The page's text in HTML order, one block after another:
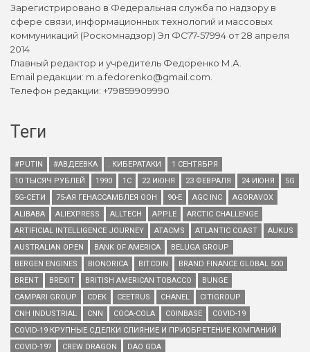
Зарегистрировано в Федеральная служба по надзору в
сфере связи, информационных технологий и массовых
коммуникаций (Роскомнадзор) Эл ФС77-57994 от 28 апреля
2014
Главный редактор и учредитель Федоренко М.А.
Email редакции: m.a.fedorenko@gmail.com.
Телефон редакции: +79859909990
Теги
#PUTIN #АВДЕЕВКА . КИБЕРАТАКИ
1 СЕНТЯБРЯ
10 ТЫСЯЧ РУБЛЕЙ
1990 1С 22 ИЮНЯ 23 ФЕВРАЛЯ 24 ИЮНЯ
5G
5G-СЕТИ
75-АЯ ГЕНАССАМБЛЕЯ ООН 90-Е AGC INC
AGORAVOX
ALIBABA
ALIEXPRESS ALLTECH APPLE
ARCTIC CHALLENGE
ARTIFICIAL INTELLIGENCE JOURNEY
ATACMS ATLANTIC COAST
AUKUS
AUSTRALIAN OPEN
BANK OF AMERICA
BELUGA GROUP
BERGEN ENGINES
BIONORICA BITCOIN
BRAND FINANCE GLOBAL 500
BRENT
BREXIT BRITISH AMERICAN TOBACCO
BUNGE
CAMPARI GROUP
CDEK CEETRUS CHANEL
CITIGROUP
CNH INDUSTRIAL
CNN COCA-COLA COINBASE
COVID-19
COVID-19 КРУПНЫЕ СДЕЛКИ СЛИЯНИЕ И ПРИОБРЕТЕНИЕ КОМПАНИЙ
COVID-19?
CREW DRAGON DAO GDA